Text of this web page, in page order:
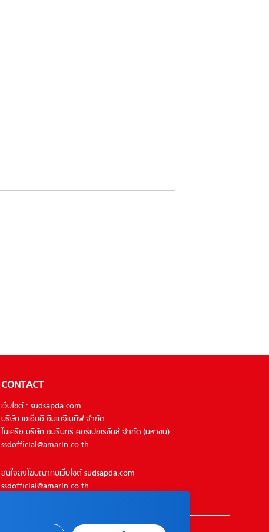
CONTACT
เว็บไซต์ : sudsapda.com
บริษัท เอเอ็มอี อิมเมจิเนทีฟ จำกัด
ในเครือ บริษัท อมรินทร์ คอร์เปอเรชั่นส์ จำกัด (มหาชน)
ssdofficial@amarin.co.th
สนใจลงโฆษณากับเว็บไซต์ sudsapda.com
ssdofficial@amarin.co.th